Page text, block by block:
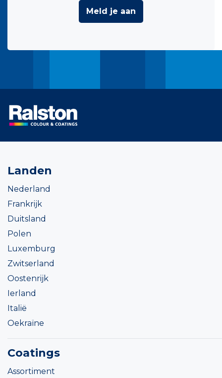
Meld je aan
Landen
Nederland
Frankrijk
Duitsland
Polen
Luxemburg
Zwitserland
Oostenrijk
Ierland
Italië
Oekraïne
Coatings
Assortiment